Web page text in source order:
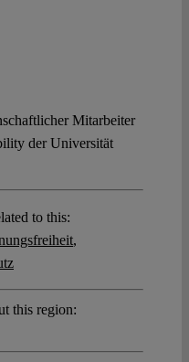
Mitarbeiter
der Universität
to this:
,
this region: